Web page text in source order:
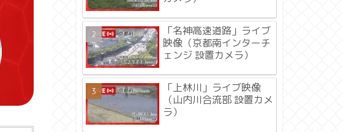
「名神高速道路」ライブ
映像（京都南インターチ
ェンジ 設置カメラ）
「上林川」ライブ映像
（山内川合流部 設置カメ
ラ）